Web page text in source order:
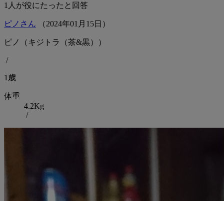
1 人が役にたったと回答
ピノさん （2024年01 月 15日）
ピノ（キジトラ（茶&黒））
/
1歳
体重
4.2Kg
/